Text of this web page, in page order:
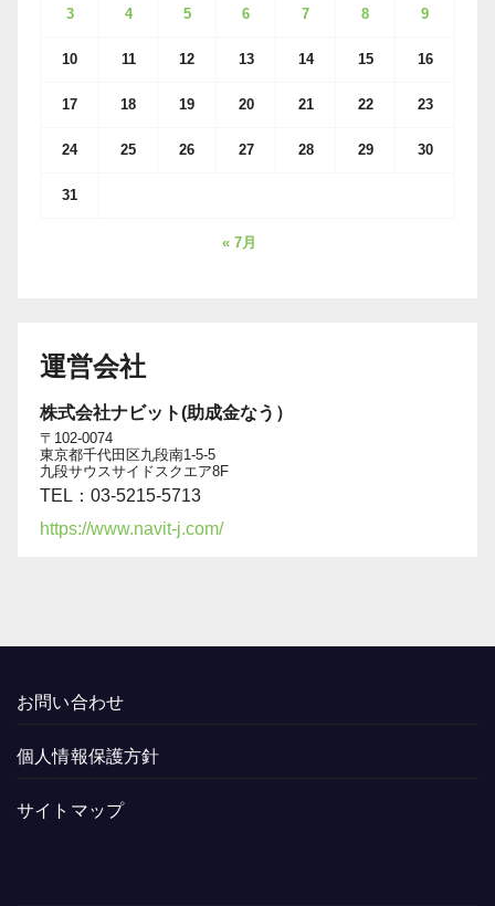
3 4 5 6 7 8 9
10 11 12 13 14 15 16
17 18 19 20 21 22 23
24 25 26 27 28 29 30
31
« 7月
運営会社
株式会社ナビット(助成金なう）
〒102-0074
東京都千代田区九段南1-5-5
九段サウスサイドスクエア8F
TEL：03-5215-5713
https://www.navit-j.com/
お問い合わせ
個人情報保護方針
サイトマップ